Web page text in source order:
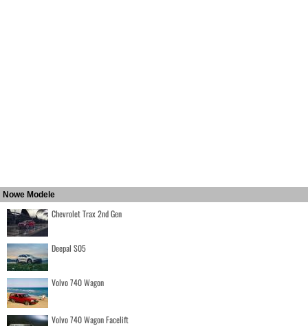
Nowe Modele
Chevrolet Trax 2nd Gen
Deepal S05
Volvo 740 Wagon
Volvo 740 Wagon Facelift